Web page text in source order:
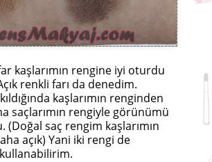
kaşlarımın rengine iyi oturdu
renkli farı da denedim.
kaşlarımın renginden
saçlarımın rengiyle görünümü
(Doğal saç rengim kaşlarımın
açık) Yani iki rengi de